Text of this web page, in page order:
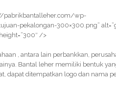
pabrikbantalleher.com/wp-
pekalongan-300×300.png”
/>
, antara lain perbankkan,
Bantal leher memiliki bentuk
dapat ditempatkan logo dan nama